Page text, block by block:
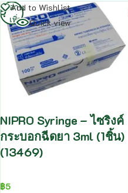
Add to Wishlist
Quick view
NIPRO Syringe – ไซริงค์
กระบอกฉีดยา 3ml (1ชิ้น)
(13469)
฿5
อ่าน
เพิ่ม